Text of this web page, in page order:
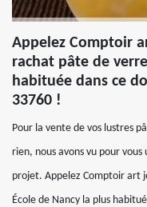
Appelez Comptoir
rachat pâte de
habituée dans ce
33760 !
Pour la vente de vos lustres
rien, nous avons vu pour
projet. Appelez Comptoir art
École de Nancy la plus